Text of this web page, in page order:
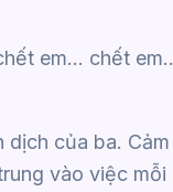
em… chết
của ba.
vào việc mỗi